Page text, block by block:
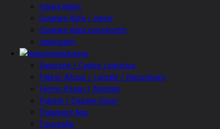
Igiena Maini
Curatare Rufe / Haine
Curatare dupa constructor
Igienizanti
Industrie
Depozite / Centre Logistice
Fabrici Alcool / Lactate / Racoritoare
Ferme Pasari / Animale
Pubele / Cazane Gunoi
Tratament Apa
Tipografie